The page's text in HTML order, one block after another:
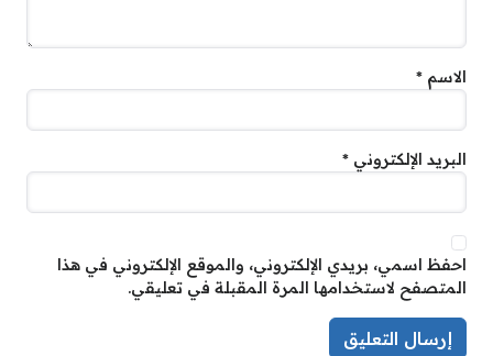
الاسم *
البريد الإلكتروني *
احفظ اسمي، بريدي الإلكتروني، والموقع الإلكتروني في هذا
المتصفح لاستخدامها المرة المقبلة في تعليقي.